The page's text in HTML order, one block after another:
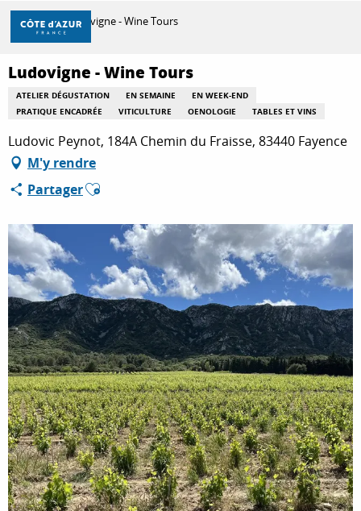
Aller
contenu
principal
DÉCOUVRIR
À FAIRE
SÉJOURNER
Accueil Ludovigne - Wine Tours
Ludovigne - Wine Tours
ATELIER DÉGUSTATION EN SEMAINE
EN WEEK-END
PRATIQUE ENCADRÉE
VITICULTURE OENOLOGIE TABLES ET VINS
Ludovic Peynot, 184A Chemin du Fraisse, 83440 Fayence
M'y rendre
PartagerAjouter aux favoris